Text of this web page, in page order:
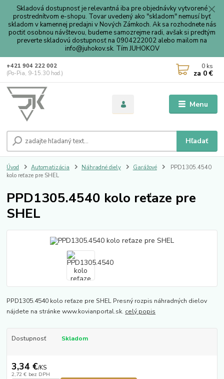
Skladová dostupnosť je relevantná iba pre objednávky vytvorené
prostrednítvom e-shopu. Tovar uvedený ako "skladom" nemusí byť
skladom v kamennej predajni v Nových Zámkoch. Ak sa rozhodnete nás
poctiť osobnou návštevou, budeme samozrejme radi, avšak si predtým
preverte skladovú dostupnosť na 0904222002 alebo mailom na
info@juhokov.sk. Tím JUHOKOV
Menu
Hľadať
+421 904 222 002
(Po-Pia, 9-15.30 hod.)
0 ks
za 0 €
Úvod Automatizácia Náhradné diely Garážové
PPD1305.4540
kolo reťaze pre SHEL
PPD1305.4540 kolo reťaze pre
SHEL
PPD1305.4540 kolo reťaze pre SHEL Presný rozpis náhradných dielov
nájdete na stránke www.kovianportal.sk. celý popis
Dostupnosť Skladom
3,34 €/KS
2,72 € bez DPH